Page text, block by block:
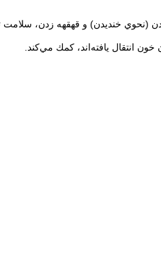
خنديدن) و قهقهه زدن،
انتقال يافته‌اند، كمك مي‌كند.